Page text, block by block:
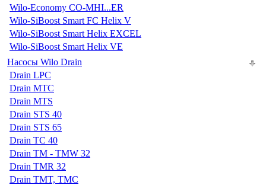
Wilo-Economy CO-MHI...ER
Wilo-SiBoost Smart FC Helix V
Wilo-SiBoost Smart Helix EXCEL
Wilo-SiBoost Smart Helix VE
Насосы Wilo Drain
Drain LPC
Drain MTC
Drain MTS
Drain STS 40
Drain STS 65
Drain TC 40
Drain TM - TMW 32
Drain TMR 32
Drain TMT, TMC